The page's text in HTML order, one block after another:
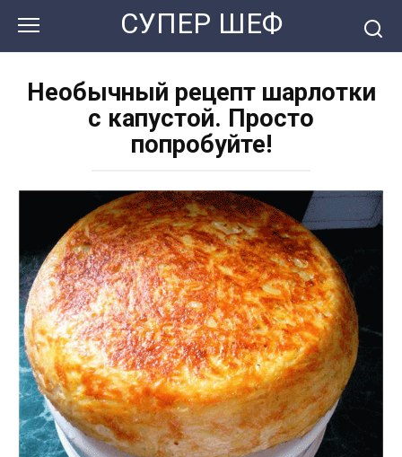
контенту
СУПЕР ШЕФ
Необычный рецепт шарлотки
с капустой. Просто
попробуйте!